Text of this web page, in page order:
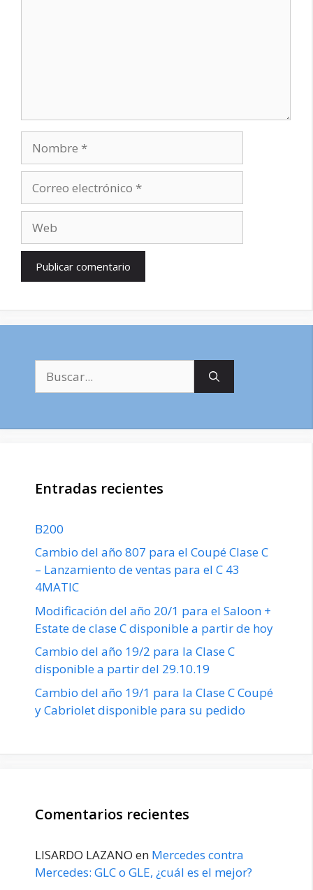
electrónico
Entradas recientes
B200
Cambio del año 807 para el Coupé Clase C
– Lanzamiento de ventas para el C 43
4MATIC
Modificación del año 20/1 para el Saloon +
Estate de clase C disponible a partir de hoy
Cambio del año 19/2 para la Clase C
disponible a partir del 29.10.19
Cambio del año 19/1 para la Clase C Coupé
y Cabriolet disponible para su pedido
Comentarios recientes
LISARDO LAZANO en Mercedes contra
Mercedes: GLC o GLE, ¿cuál es el mejor?